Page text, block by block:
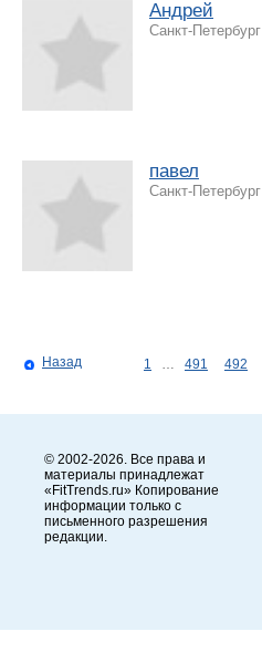
Андрей
Санкт-Петербург
павел
Санкт-Петербург
Назад 1 491 492
© 2002-2026. Все права и
материалы принадлежат
«FitTrends.ru» Копирование
информации только с
письменного разрешения
редакции.